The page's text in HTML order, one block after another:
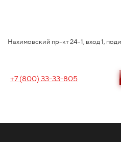
Нахимовский пр-кт 24-1, вход 1,
+7 (800) 33-33-805